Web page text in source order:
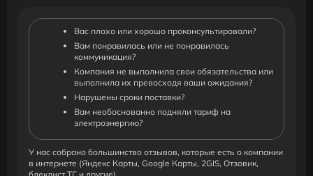
Вас плохо или хорошо проконсультировали?
Вам понравилась или не понравилась
коммуникация?
Компания не выполнила свои обязательства или
выполнила их превосходя ваши ожидания?
Нарушены сроки поставки?
Вам необоснованно подняли тариф на
электроэнергию?
У нас собрано большинство отзывов, которые есть о компании
в интернете (Яндекс Карты, Google Карты, 2GIS, Отзовик,